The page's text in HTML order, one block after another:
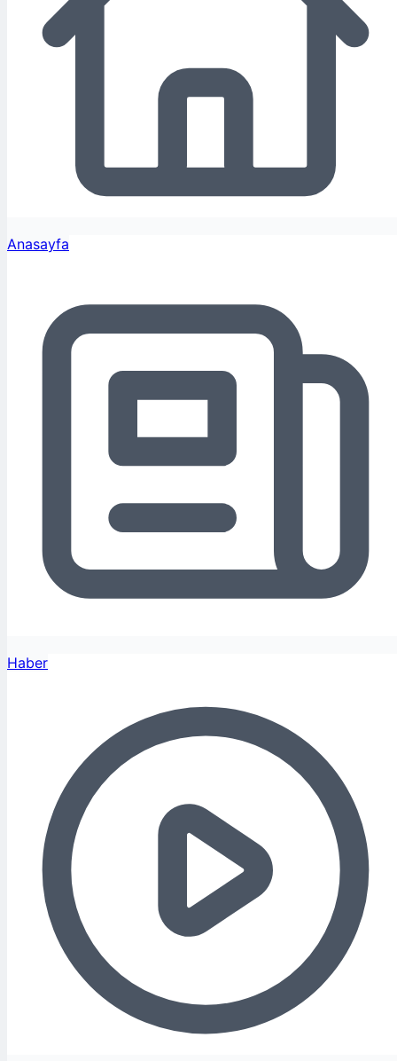
Anasayfa
Haber